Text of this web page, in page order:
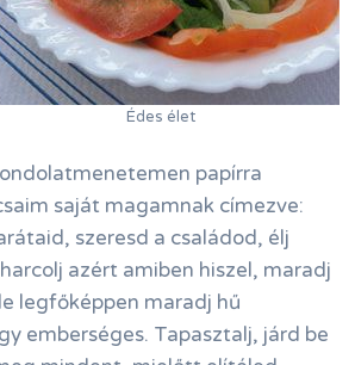
Édes élet
papírra
saját magamnak címezve:
szeresd a családod, élj
azért amiben hiszel, maradj
legfőképpen maradj hű
emberséges. Tapasztalj, járd be